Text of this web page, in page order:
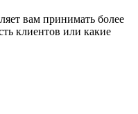
вам принимать более
клиентов или какие